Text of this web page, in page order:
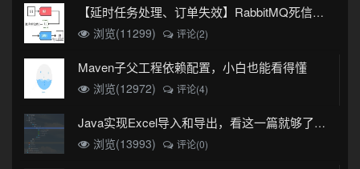
【延时任务处理、订单失效】RabbitMQ死信队列实现
浏览(11299)
评论(2)
Maven子父工程依赖配置，小白也能看得懂
浏览(12972) 评论(4)
Java实现Excel导入和导出，看这一篇就够了(珍藏版)
浏览(13993)
评论(0)